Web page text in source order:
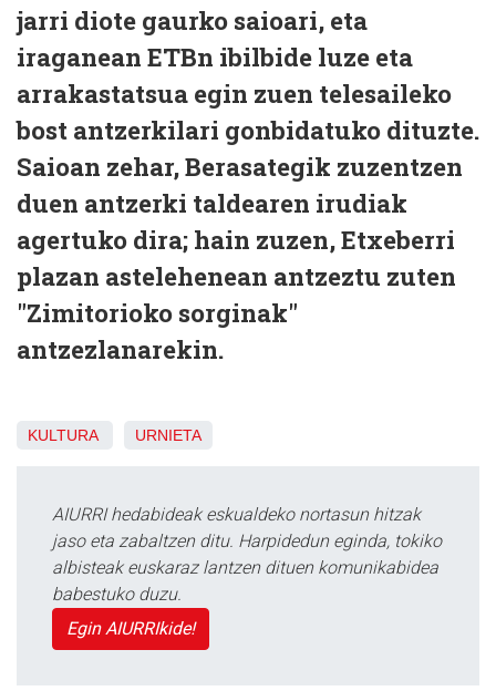
jarri diote gaurko saioari, eta
iraganean ETBn ibilbide luze eta
arrakastatsua egin zuen telesaileko
bost antzerkilari gonbidatuko dituzte.
Saioan zehar, Berasategik zuzentzen
duen antzerki taldearen irudiak
agertuko dira; hain zuzen, Etxeberri
plazan astelehenean antzeztu zuten
"Zimitorioko sorginak"
antzezlanarekin.
KULTURA URNIETA
AIURRI hedabideak eskualdeko nortasun hitzak
jaso eta zabaltzen ditu. Harpidedun eginda, tokiko
albisteak euskaraz lantzen dituen komunikabidea
babestuko duzu.
Egin AIURRIkide!